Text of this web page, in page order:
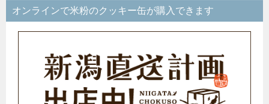
オンラインで米粉のクッキー缶が購入できます